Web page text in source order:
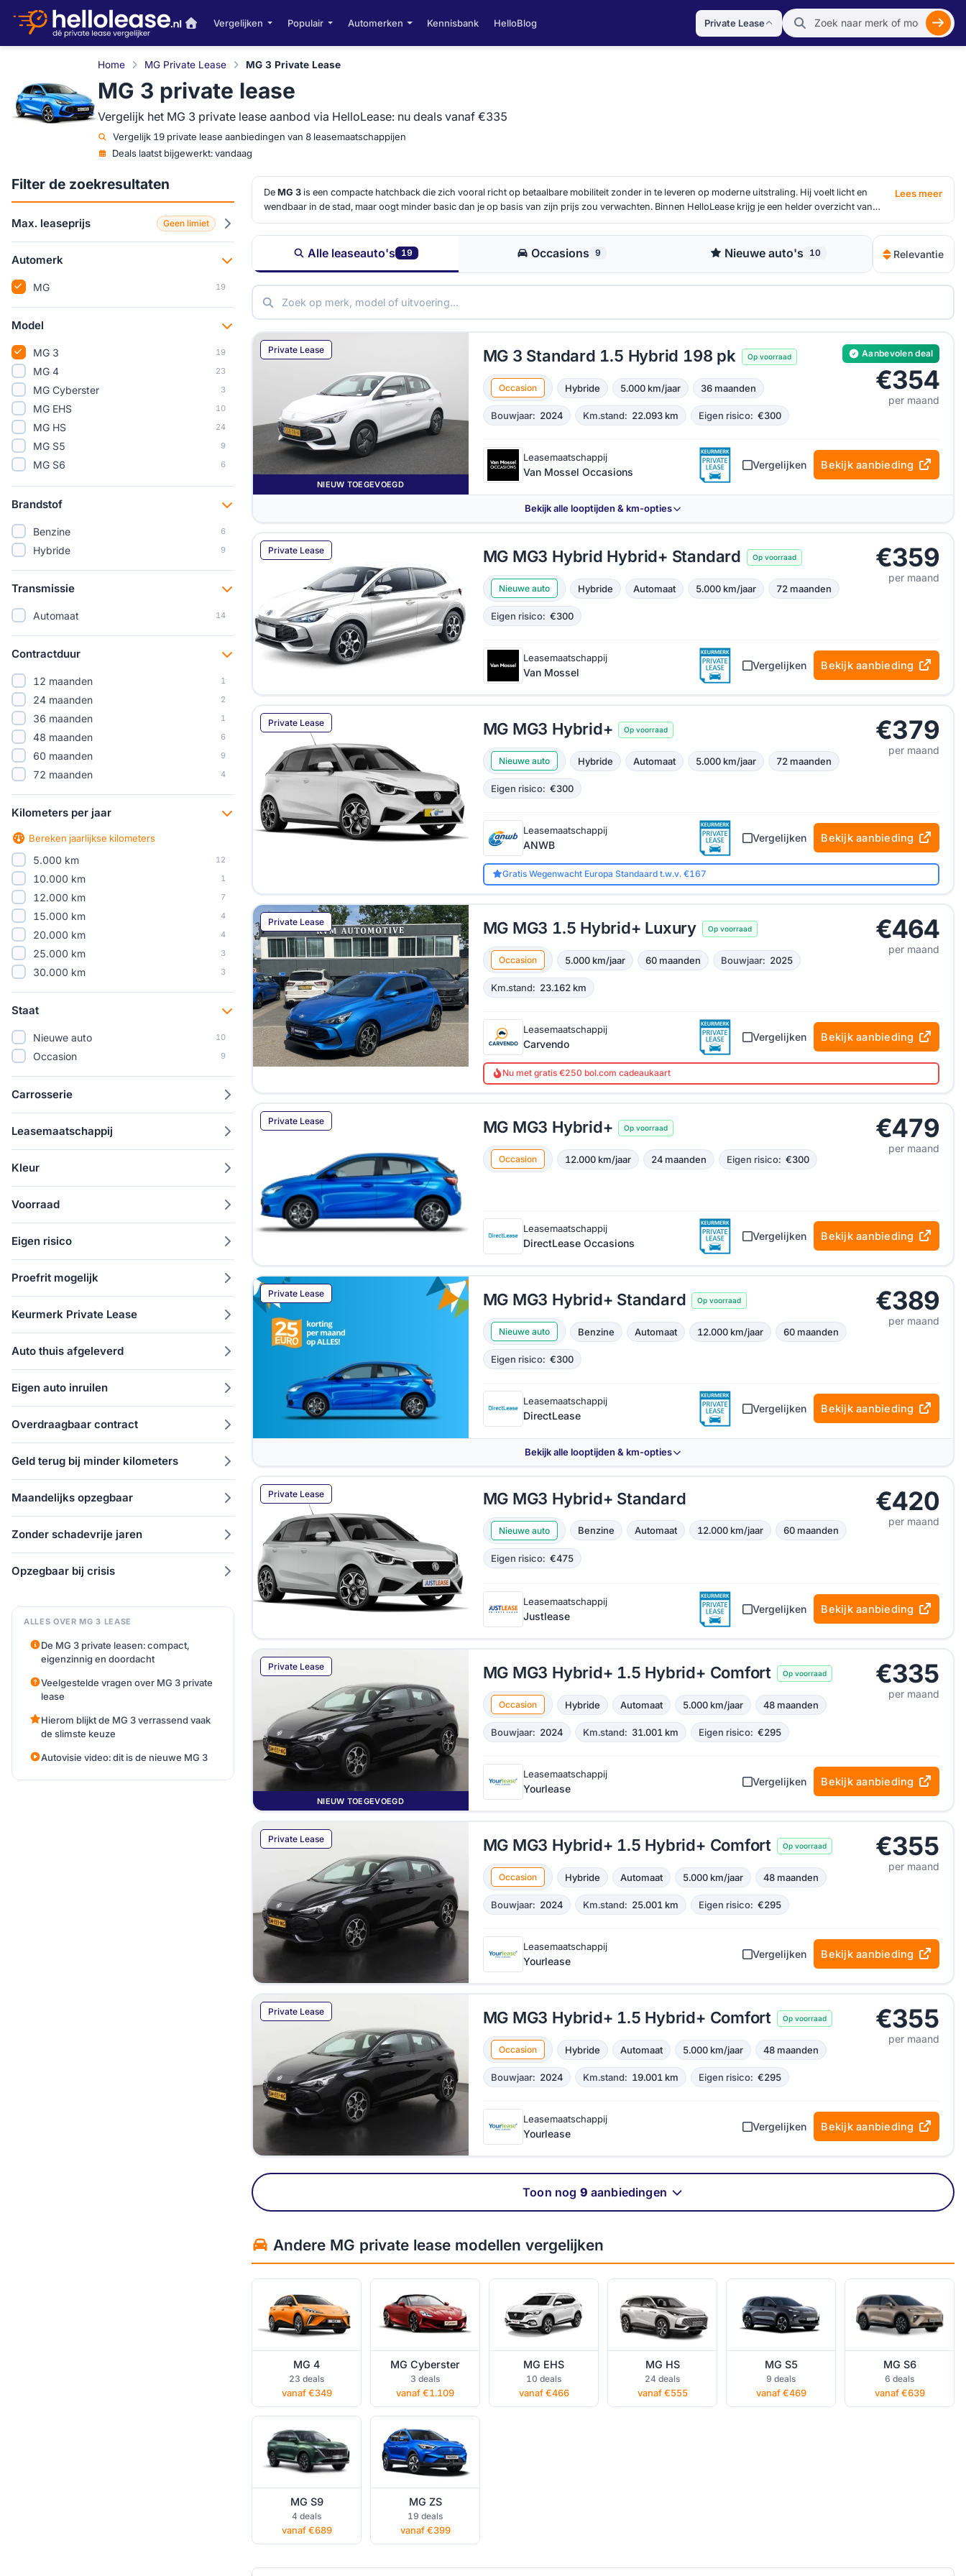
Vergelijken Populair Automerken Kennisbank HelloBlog Private Lease
Home MG Private Lease MG 3 Private Lease
MG 3 private lease
Vergelijk het MG 3 private lease aanbod via HelloLease: nu deals vanaf €335
Vergelijk 19 private lease aanbiedingen van 8 leasemaatschappijen
Deals laatst bijgewerkt:vandaag
De MG 3 is een compacte hatchback die zich vooral richt op betaalbare mobiliteit zonder in te leveren op moderne uitstraling. Hij voelt licht en
wendbaar in de stad, maar oogt minder basic dan je op basis van zijn prijs zou verwachten. Binnen HelloLease krijg je een helder overzicht van
actueleMG 3 private leasedeals, afkomstig van verschillende aanbieders die elk hun eigen voorwaarden en prijsopbouw hanteren. Juist dat
verschil maakt vergelijken interessant, want bij dit model zit de nuance vaak niet in de auto, maar in het contract eromheen.
Lees meer
Alle leaseauto's 19 Occasions 9 Nieuwe auto's 10 Relevantie
Private Lease
NIEUW TOEGEVOEGD
MG 3 Standard 1.5 Hybrid 198 pk Op voorraad Aanbevolen deal
€354
per maand
Occasion Hybride 5.000 km/jaar 36 maanden
Bouwjaar: 2024 Km.stand: 22.093 km Eigen risico: €300
Leasemaatschappij
Van Mossel Occasions
Vergelijken Bekijk aanbieding
Bekijk alle looptijden & km-opties
Private Lease MG MG3 Hybrid Hybrid+ Standard Op voorraad €359
per maand
Nieuwe auto Hybride Automaat 5.000 km/jaar 72 maanden
Eigen risico: €300
Leasemaatschappij
Van Mossel
Vergelijken Bekijk aanbieding
Private Lease MG MG3 Hybrid+ Op voorraad €379
per maand
Nieuwe auto Hybride Automaat 5.000 km/jaar 72 maanden
Eigen risico: €300
Leasemaatschappij
ANWB
Vergelijken Bekijk aanbieding
Gratis Wegenwacht Europa Standaard t.w.v. €167
Private Lease MG MG3 1.5 Hybrid+ Luxury Op voorraad €464
per maand
Occasion 5.000 km/jaar 60 maanden Bouwjaar: 2025
Km.stand: 23.162 km
Leasemaatschappij
Carvendo
Vergelijken Bekijk aanbieding
Nu met gratis €250 bol.com cadeaukaart
Private Lease MG MG3 Hybrid+ Op voorraad €479
per maand
Occasion 12.000 km/jaar 24 maanden Eigen risico: €300
Leasemaatschappij
DirectLease Occasions
Vergelijken Bekijk aanbieding
Private Lease MG MG3 Hybrid+ Standard Op voorraad €389
per maand
Nieuwe auto Benzine Automaat 12.000 km/jaar 60 maanden
Eigen risico: €300
Leasemaatschappij
DirectLease
Vergelijken Bekijk aanbieding
Bekijk alle looptijden & km-opties
Private Lease MG MG3 Hybrid+ Standard €420
per maand
Nieuwe auto Benzine Automaat 12.000 km/jaar 60 maanden
Eigen risico: €475
Leasemaatschappij
Justlease
Vergelijken Bekijk aanbieding
Private Lease
NIEUW TOEGEVOEGD
MG MG3 Hybrid+ 1.5 Hybrid+ Comfort Op voorraad €335
per maand
Occasion Hybride Automaat 5.000 km/jaar 48 maanden
Bouwjaar: 2024 Km.stand: 31.001 km Eigen risico: €295
Leasemaatschappij
Yourlease
Vergelijken Bekijk aanbieding
Private Lease MG MG3 Hybrid+ 1.5 Hybrid+ Comfort Op voorraad €355
per maand
Occasion Hybride Automaat 5.000 km/jaar 48 maanden
Bouwjaar: 2024 Km.stand: 25.001 km Eigen risico: €295
Leasemaatschappij
Yourlease
Vergelijken Bekijk aanbieding
Private Lease MG MG3 Hybrid+ 1.5 Hybrid+ Comfort Op voorraad €355
per maand
Occasion Hybride Automaat 5.000 km/jaar 48 maanden
Bouwjaar: 2024 Km.stand: 19.001 km Eigen risico: €295
Leasemaatschappij
Yourlease
Vergelijken Bekijk aanbieding
Toon nog 9 aanbiedingen
Andere MG private lease modellen vergelijken
MG 4 private lease
MG 4
23 deals
vanaf €349
MG Cyberster
private lease
MG Cyberster
3 deals
vanaf €1.109
MG EHS private
lease
MG EHS
10 deals
vanaf €466
MG HS
24 deals
vanaf €555
MG S5
9 deals
vanaf €469
MG S6
6 deals
vanaf €639
MG S9 private
lease
MG S9
4 deals
vanaf €689
MG ZS private
lease
MG ZS
19 deals
vanaf €399
Filter de zoekresultaten
Max. leaseprijs Geen limiet
Automerk
MG 19
Model
MG 3 19
MG 4 23
MG Cyberster 3
MG EHS 10
MG HS 24
MG S5 9
MG S6 6
MG S9
MG ZS 19
Brandstof
Benzine 6
Hybride 9
Transmissie
Automaat 14
Contractduur
12 maanden 1
24 maanden 2
36 maanden 1
48 maanden 6
60 maanden 9
72 maanden 4
Kilometers per jaar
Bereken jaarlijkse kilometers
5.000 km 12
10.000 km 1
12.000 km 7
15.000 km 4
20.000 km 4
25.000 km 3
30.000 km 3
Staat
Nieuwe auto 10
Occasion 9
Carrosserie
Leasemaatschappij
Kleur
Voorraad
Eigen risico
Proefrit mogelijk
Keurmerk Private Lease
Auto thuis afgeleverd
Eigen auto inruilen
Overdraagbaar contract
Geld terug bij minder kilometers
Maandelijks opzegbaar
Zonder schadevrije jaren
Opzegbaar bij crisis
ALLES OVER MG 3 LEASE
De MG 3 private leasen: compact,
eigenzinnig en doordacht
Veelgestelde vragen over MG 3 private
lease
Hierom blijkt de MG 3 verrassend vaak
de slimste keuze
Autovisie video: dit is de nieuwe MG 3